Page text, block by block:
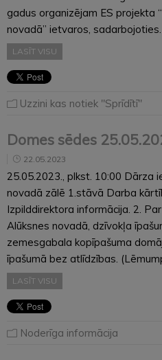
gadus organizējam ES projekta
novadā” ietvaros, sadarbojoties…
LASĪT VISU
Uzzini kas notiek "Sprīdītī"
Domes sēdes
22.05.2023
25.05.2023., plkst. 10:00 Dārza
novadā zālē 1.stāvā Darba
Izpilddirektora informācija. 2.
Alūksnes novadā, dzīvokļa
zemesgabala kopīpašuma
īpašumā bez atlīdzības.
LASĪT VISU
Noderīga informācija